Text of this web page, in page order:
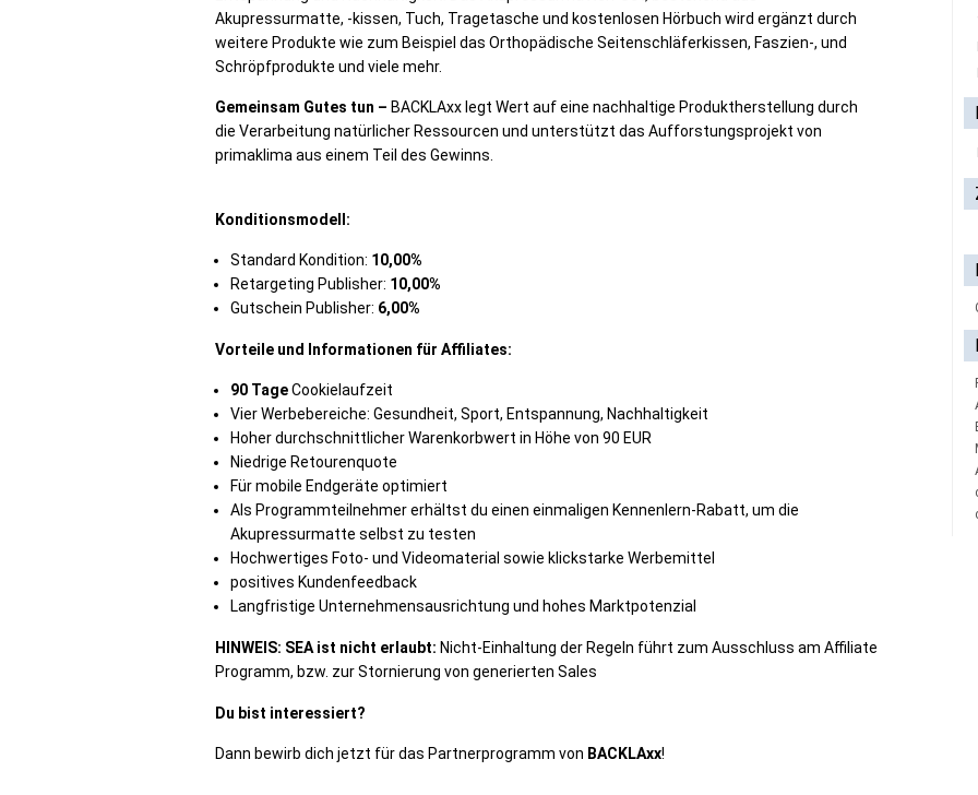
Akupressurmatte, -kissen, Tuch, Tragetasche und kostenlosen Hörbuch wird ergänzt durch
weitere Produkte wie zum Beispiel das Orthopädische Seitenschläferkissen, Faszien-, und
Schröpfprodukte und viele mehr.
Gemeinsam Gutes tun – BACKLAxx legt Wert auf eine nachhaltige Produktherstellung durch
die Verarbeitung natürlicher Ressourcen und unterstützt das Aufforstungsprojekt von
primaklima aus einem Teil des Gewinns.
Konditionsmodell:
Standard Kondition: 10,00%
Retargeting Publisher: 10,00%
Gutschein Publisher: 6,00%
Vorteile und Informationen für Affiliates:
90 TageCookielaufzeit
Vier Werbebereiche: Gesundheit, Sport, Entspannung, Nachhaltigkeit
Hoher durchschnittlicher Warenkorbwert in Höhe von 90 EUR
Niedrige Retourenquote
Für mobile Endgeräte optimiert
Als Programmteilnehmer erhältst du einen einmaligen Kennenlern-Rabatt, um die
Akupressurmatte selbst zu testen
Hochwertiges Foto- und Videomaterial sowie klickstarke Werbemittel
positives Kundenfeedback
Langfristige Unternehmensausrichtung und hohes Marktpotenzial
HINWEIS: SEA ist nicht erlaubt: Nicht-Einhaltung der Regeln führt zum Ausschluss am Affiliate
Programm, bzw. zur Stornierung von generierten Sales
Du bist interessiert?
Dann bewirb dich jetzt für das Partnerprogramm von BACKLAxx!